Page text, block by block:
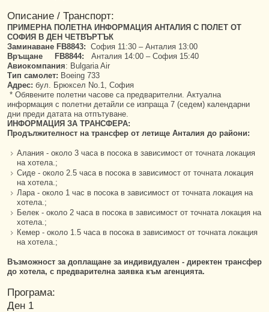
Описание / Транспорт:
ПРИМЕРНА ПОЛЕТНА ИНФОРМАЦИЯ АНТАЛИЯ С ПОЛЕТ ОТ
СОФИЯ В ДЕН ЧЕТВЪРТЪК
Заминаване FB8843: София 11:30 – Анталия 13:00
Връщане FB8844: Анталия 14:00 – София 15:40
Авиокомпания: Bulgaria Air
Тип самолет: Boeing 733
Адрес: бул. Брюксел No.1, София
* Обявените полетни часове са предварителни. Актуална
информация с полетни детайли се изпраща 7 (седем) календарни
дни преди датата на отпътуване.
ИНФОРМАЦИЯ ЗА ТРАНСФЕРА:
Продължителност на трансфер от летище Анталия до райони:
Алания - около 3 часа в посока в зависимост от точната локация
на хотела.;
Сиде - около 2.5 часа в посока в зависимост от точната локация
на хотела.;
Лара - около 1 час в посока в зависимост от точната локация на
хотела.;
Белек - около 2 часа в посока в зависимост от точната локация на
хотела.;
Кемер - около 1.5 часа в посока в зависимост от точната локация
на хотела.;
Възможност за доплащане за индивидуален - директен трансфер
до хотела, с предварителна заявка към агенцията.
Програма:
Ден 1